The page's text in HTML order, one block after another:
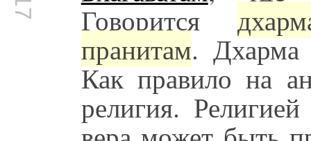
Говорится
пранитам. Дхарма
Как правило на
религия.